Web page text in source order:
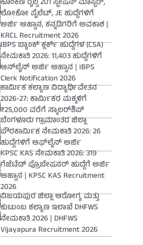
ಕೊಂಕಣ ರೈಲ್ವೆ 201 ಸ್ಟೇಷನ್ ಮಾಸ್ಟರ್,
ಲೋಕೋ ಪೈಲೆಟ್, JE ಹುದ್ದೆಗಳಿಗೆ
ಅರ್ಜಿ ಆಹ್ವಾನ, ಕನ್ನಡಿಗರಿಗೆ ಅವಕಾಶ |
KRCL Recruitment 2026
IBPS ಬ್ಯಾಂಕ್ ಕ್ಲರ್ಕ್ ಹುದ್ದೆಗಳ (CSA)
ನೇಮಕಾತಿ 2026: 11,403 ಹುದ್ದೆಗಳಿಗೆ
ಆನ್‌ಲೈನ್ ಅರ್ಜಿ ಆಹ್ವಾನ | IBPS
Clerk Notification 2026
ಕಾರ್ಮಿಕ ಕಲ್ಯಾಣ ವಿದ್ಯಾರ್ಥಿವೇತನ
2026-27: ಕಾರ್ಮಿಕರ ಮಕ್ಕಳಿಗೆ
₹25,000 ವರೆಗೆ ಸ್ಕಾಲರ್‌ಶಿಪ್
ಬೆಂಗಳೂರು ಗ್ರಾಮಾಂತರ ಜಿಲ್ಲಾ
ಪೌರಕಾರ್ಮಿಕ ನೇಮಕಾತಿ 2026: 26
ಹುದ್ದೆಗಳಿಗೆ ಆಫ್‌ಲೈನ್ ಅರ್ಜಿ
KPSC KAS ನೇಮಕಾತಿ 2026: 319
ಗೆಜೆಟೆಡ್ ಪ್ರೊಬೇಷನರ್ ಹುದ್ದೆಗೆ ಅರ್ಜಿ
ಆಹ್ವಾನ | KPSC KAS Recruitment
2026
ವಿಜಯಪುರ ಜಿಲ್ಲಾ ಆರೋಗ್ಯ ಮತ್ತು
ಕುಟುಂಬ ಕಲ್ಯಾಣ ಇಲಾಖೆ DHFWS
ನೇಮಕಾತಿ 2026 | DHFWS
Vijayapura Recruitment 2026